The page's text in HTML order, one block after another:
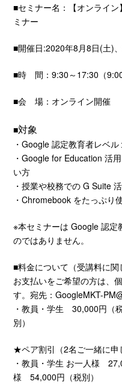
■セミナー名：【オンライ
ミナー
■開催日:2020年8月8日(土)
■時 間：9:30～17:30（9:00
■会 場：オンライン開催
■対象
・Google 認定教育者レベ
・Google for Education 活
い方
・授業や校務での G Suite
・Chromebook をたっぷり
※本セミナーは Google 認定
のではありません。
■料金について（受講料に
お支払いをご希望の方は、
す。宛先：GoogleMKT-
・教員・学生 30,000円
別）
★ペア割引（2名ご一緒に申
・教員・学生 お一人様
様 54,000円（税別）